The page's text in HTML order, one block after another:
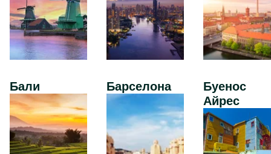
Бали Барселона
Буенос
Айрес